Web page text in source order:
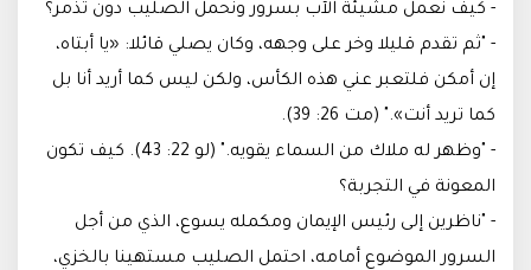
- كيف نعمل مشيئة الآب بسرور ونحمل الصليب دون تذمر؟
- "ثم تقدم قليلا وخر على وجهه، وكان يصلي قائلا: «يا أبتاه،
إن أمكن فلتعبر عني هذه الكأس، ولكن ليس كما أريد أنا بل
كما تريد أنت»." (مت 26: 39).
- "وظهر له ملاك من السماء يقويه." (لو 22: 43). كيف تكون
المعونة في التجربة؟
- "ناظرين إلى رئيس الإيمان ومكمله يسوع، الذي من أجل
السرور الموضوع أمامه، احتمل الصليب مستهينا بالخزي،